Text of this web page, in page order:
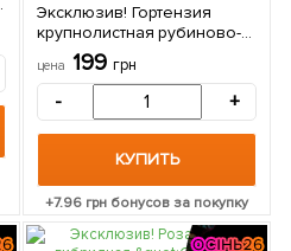
Эксклюзив! Гортензия
крупнолистная рубиново-
красная "Фламенко"
(премиальный,
неприхотливый сорт) 1
саженец в упаковке
цена 199 грн
- +
КУПИТЬ
+7.96 грн бонусов за покупку